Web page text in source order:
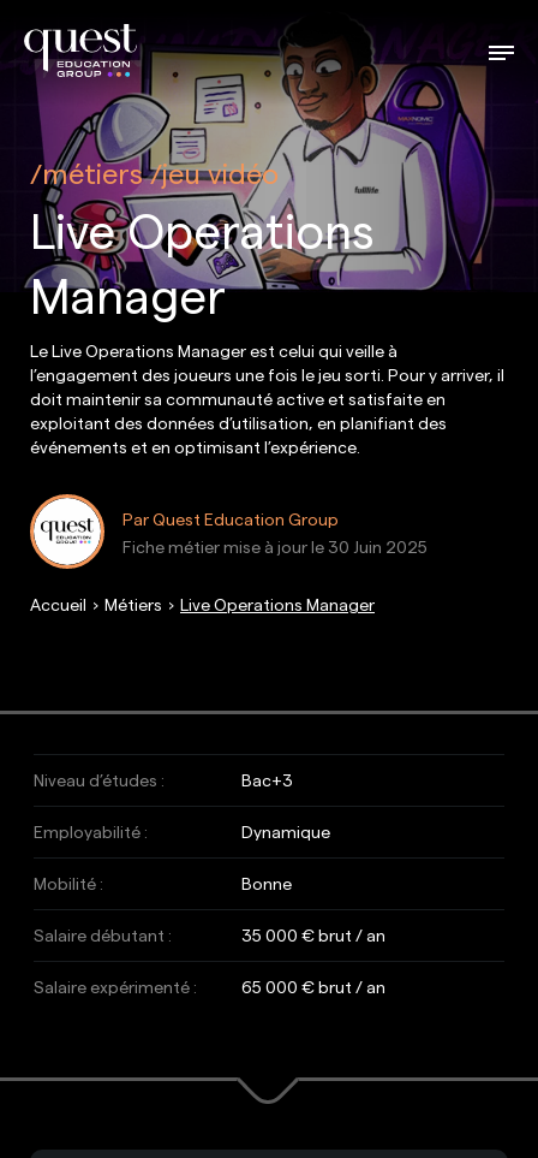
métiers jeu vidéo
Live Operations
Manager
Le Live Operations Manager est celui qui veille à
l’engagement des joueurs une fois le jeu sorti. Pour y arriver, il
doit maintenir sa communauté active et satisfaite en
exploitant des données d’utilisation, en planifiant des
événements et en optimisant l’expérience.
Par Quest Education Group
Fiche métier mise à jour le 30 Juin 2025
Accueil Métiers Live Operations Manager
Niveau d’études : Bac+3
Employabilité : Dynamique
Mobilité : Bonne
Salaire débutant : 35 000 € brut / an
Salaire expérimenté : 65 000 € brut / an